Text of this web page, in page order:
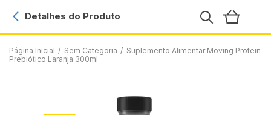
Página Inicial / Sem Categoria / Suplemento Alimentar Moving Protein
Prebiótico Laranja 300ml
Detalhes do Produto